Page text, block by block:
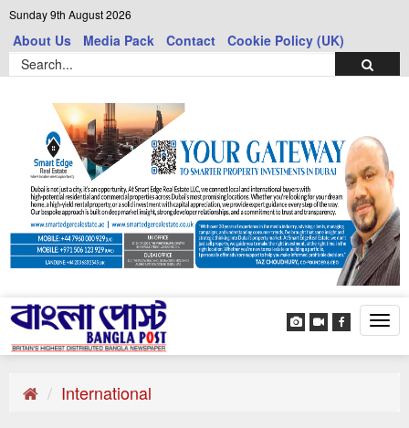
Sunday 9th August 2026
About Us Media Pack Contact Cookie Policy (UK)
International